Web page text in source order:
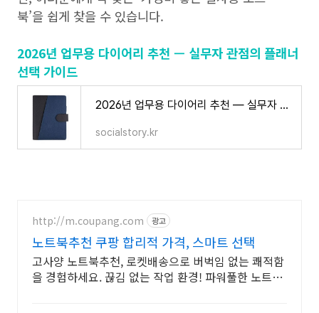
북’을 쉽게 찾을 수 있습니다.
2026년 업무용 다이어리 추천 — 실무자 관점의 플래너
선택 가이드
2026년 업무용 다이어리 추천 — 실무자 관점의 플래너 선택 가이드
socialstory.kr
http://m.coupang.com 광고
노트북추천 쿠팡 합리적 가격, 스마트 선택
고사양 노트북추천, 로켓배송으로 버벅임 없는 쾌적함
을 경험하세요. 끊김 없는 작업 환경! 파워풀한 노트북,